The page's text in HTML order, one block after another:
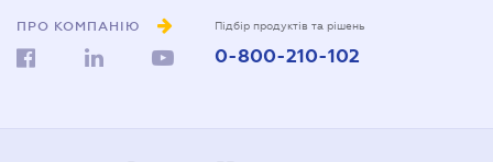
ПРО КОМПАНІЮ Підбір продуктів та рішень
0-800-210-102